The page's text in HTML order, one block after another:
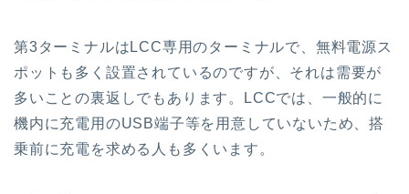
第3ターミナルはLCC専用のターミナルで、無料電源ス
ポットも多く設置されているのですが、それは需要が
多いことの裏返しでもあります。LCCでは、一般的に
機内に充電用のUSB端子等を用意していないため、搭
乗前に充電を求める人も多くいます。